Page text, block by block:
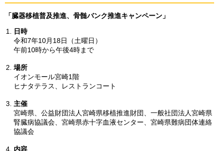
「臓器移植普及推進、骨髄バンク推進キャンペーン」
日時
令和7年10月18日（土曜日）
午前10時から午後4時まで
場所
イオンモール宮崎1階
ヒナタテラス、レストランコート
主催
宮崎県、公益財団法人宮崎県移植推進財団、一般社団法人宮崎県
腎臓病協議会、宮崎県赤十字血液センター、宮崎県難病団体連絡
協議会
内容